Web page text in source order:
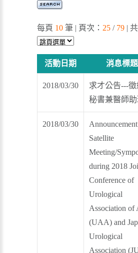
每頁 10 筆 | 頁次： 25 / 79 | 共
活動日期 消息標題
2018/03/30
求才公告---徵
秘書兼醫師助
2018/03/30
Satellite
Meeting/
during 2018
Conference of
Urological
Association of
(UAA) and
Urological
Association